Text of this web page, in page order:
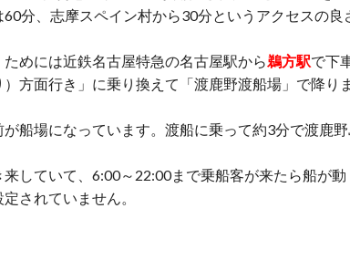
分、志摩スペイン村から30分というアクセスの良
めには近鉄名古屋特急の名古屋駅から鵜方駅で下
方面行き」に乗り換えて「渡鹿野渡船場」で降りま
船場になっています。渡船に乗って約3分で渡鹿野
していて、6:00～22:00まで乗船客が来たら船が
されていません。